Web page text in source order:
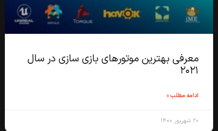
معرفی بهترین موتورهای بازی سازی در سال
۲۰۲۱
ادامه مطلب »
۲۰ شهریور ۱۴۰۰